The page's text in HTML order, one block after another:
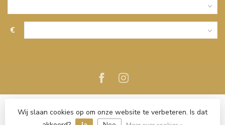
€
Wij slaan cookies op om onze website te verbeteren. Is dat